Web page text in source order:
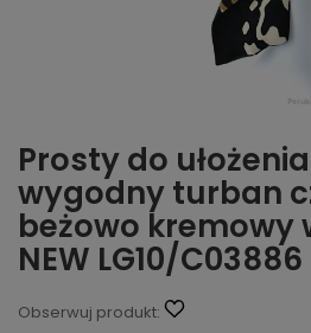
Prosty do
wygodny turban
beżowo kremowy
NEW LG10/C03886
Obserwuj produkt: